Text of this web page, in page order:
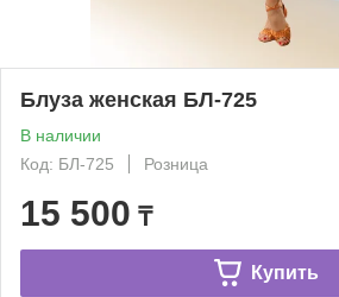
Блуза женская БЛ-725
В наличии
Код: БЛ-725
Розница
15 500 ₸
Купить